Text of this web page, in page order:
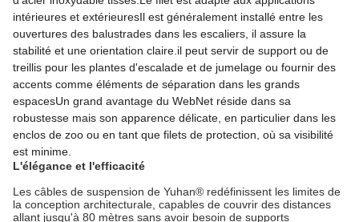
intérieures et extérieuresIl est généralement installé entre les
ouvertures des balustrades dans les escaliers, il assure la
stabilité et une orientation claire.il peut servir de support ou de
treillis pour les plantes d'escalade et de jumelage ou fournir des
accents comme éléments de séparation dans les grands
espacesUn grand avantage du WebNet réside dans sa
robustesse mais son apparence délicate, en particulier dans les
enclos de zoo ou en tant que filets de protection, où sa visibilité
est minime.
L'élégance et l'efficacité
Les câbles de suspension de Yuhan® redéfinissent les limites de
la conception architecturale, capables de couvrir des distances
allant jusqu'à 80 mètres sans avoir besoin de supports